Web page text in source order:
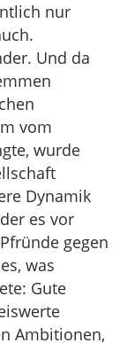
nur
Und da
vom
wurde
Dynamik
es vor
gegen
was
Gute
Ambitionen,